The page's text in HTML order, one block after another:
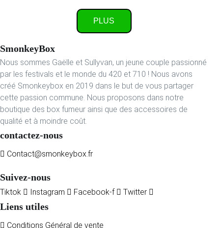
PLUS
SmonkeyBox
Nous sommes Gaëlle et Sullyvan, un jeune couple passionné
par les festivals et le monde du 420 et 710 ! Nous avons
créé Smonkeybox en 2019 dans le but de vous partager
cette passion commune. Nous proposons dans notre
boutique des box fumeur ainsi que des accessoires de
qualité et à moindre coût.
contactez-nous
Contact@smonkeybox.fr
Suivez-nous
Tiktok Instagram Facebook-f Twitter
Liens utiles
Conditions Général de vente